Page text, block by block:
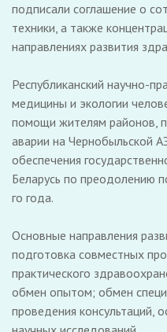
подписали соглашение о
техники, а также
направлениях развития
Республиканский научно-
медицины и экологии
помощи жителям районов,
аварии на Чернобыльской
обеспечения
Беларусь по преодолению
го года.
Основные направления
подготовка совместных
практического
обмен опытом; обмен
проведения консультаций,